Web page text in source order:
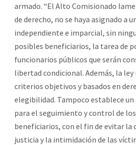
armado. “El Alto Comisionado
de derecho, no se haya asignado a
independiente e imparcial, sin
posibles beneficiarios, la tarea de
funcionarios públicos que serán
libertad condicional. Además, la ley
criterios objetivos y basados en
elegibilidad. Tampoco establece
para el seguimiento y control de
beneficiarios, con el fin de evitar la
justicia y la intimidación de las